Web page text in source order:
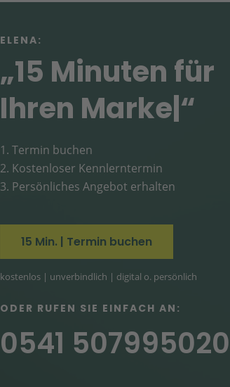
ELENA:
„15 Minuten für
Ihren
Termin buchen
Kostenloser Kennlerntermin
Persönliches Angebot erhalten
15 Min. | Termin buchen
kostenlos | unverbindlich | digital o. persönlich
ODER RUFEN SIE EINFACH AN:
0541 507995020